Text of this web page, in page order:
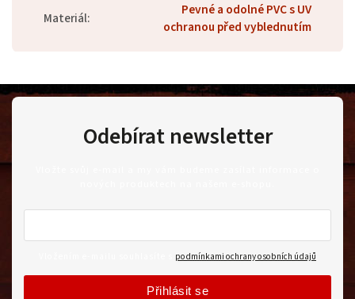
Materiál:
Pevné a odolné PVC s UV
ochranou před vyblednutím
Odebírat newsletter
podmínkami ochrany osobních údajů
Přihlásit se